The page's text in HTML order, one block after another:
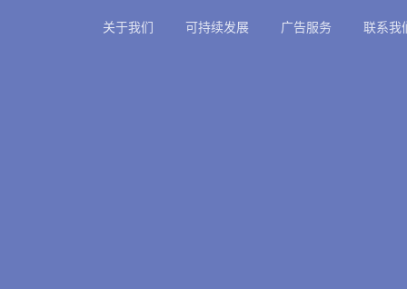
关于我们 可持续发展 广告服务 联系我